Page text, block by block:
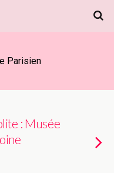
Parisien
: Musée